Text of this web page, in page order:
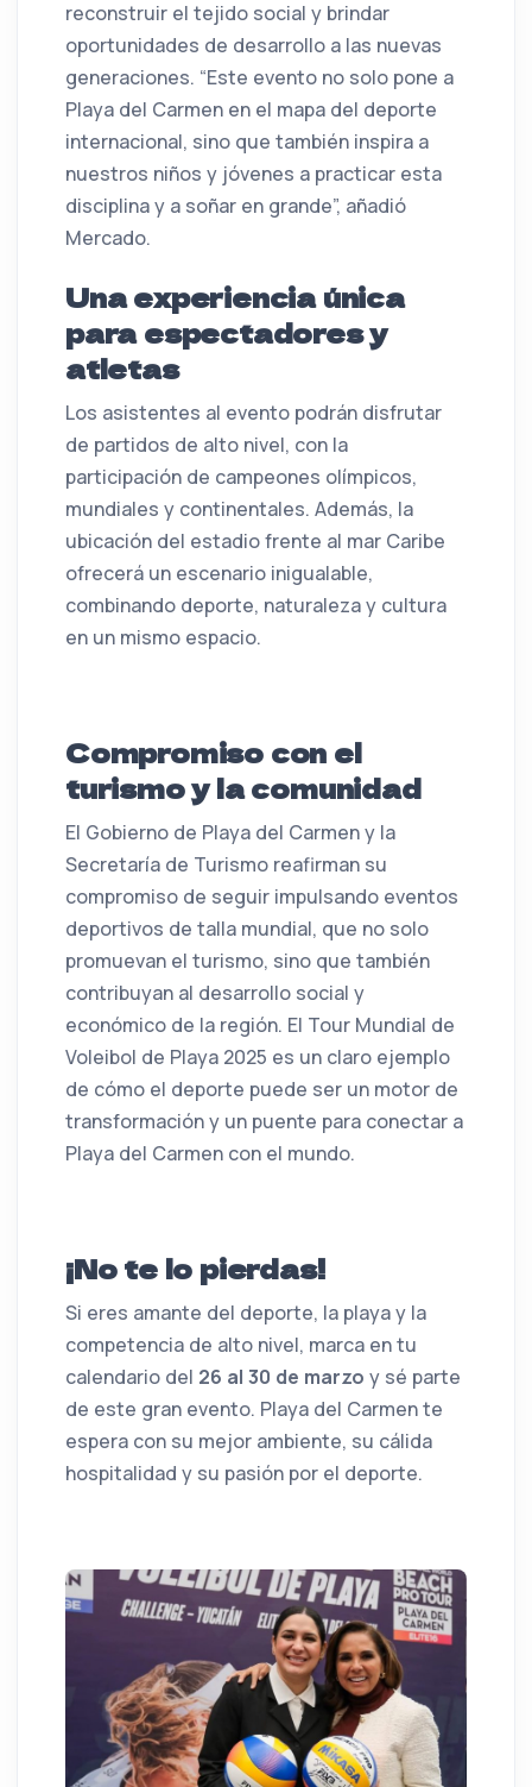
reconstruir el tejido social y brindar
oportunidades de desarrollo a las nuevas
generaciones. “Este evento no solo pone a
Playa del Carmen en el mapa del deporte
internacional, sino que también inspira a
nuestros niños y jóvenes a practicar esta
disciplina y a soñar en grande”, añadió
Mercado.
Una experiencia única
para espectadores y
atletas
Los asistentes al evento podrán disfrutar
de partidos de alto nivel, con la
participación de campeones olímpicos,
mundiales y continentales. Además, la
ubicación del estadio frente al mar Caribe
ofrecerá un escenario inigualable,
combinando deporte, naturaleza y cultura
en un mismo espacio.
Compromiso con el
turismo y la comunidad
El Gobierno de Playa del Carmen y la
Secretaría de Turismo reafirman su
compromiso de seguir impulsando eventos
deportivos de talla mundial, que no solo
promuevan el turismo, sino que también
contribuyan al desarrollo social y
económico de la región. El Tour Mundial de
Voleibol de Playa 2025 es un claro ejemplo
de cómo el deporte puede ser un motor de
transformación y un puente para conectar a
Playa del Carmen con el mundo.
¡No te lo pierdas!
Si eres amante del deporte, la playa y la
competencia de alto nivel, marca en tu
calendario del 26 al 30 de marzo y sé parte
de este gran evento. Playa del Carmen te
espera con su mejor ambiente, su cálida
hospitalidad y su pasión por el deporte.